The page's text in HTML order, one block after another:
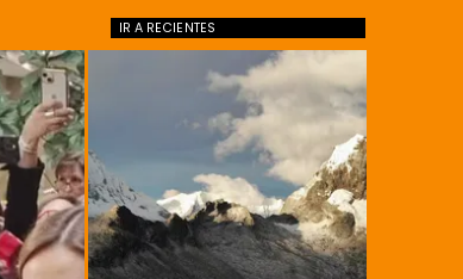
IR A RECIENTES